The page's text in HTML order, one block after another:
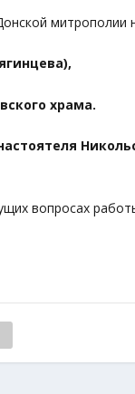
митрополии
храма.
вопросах